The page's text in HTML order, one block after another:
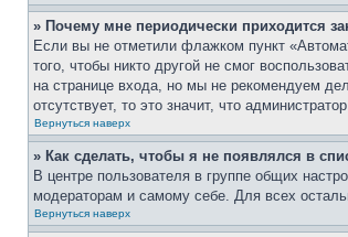
» Почему мне периодически приходится
Если вы не отметили флажком пункт
того, чтобы никто другой не смог
на странице входа, но мы не рекомендуем
отсутствует, то это значит, что
Вернуться наверх
» Как сделать, чтобы я не появлялся в
В центре пользователя в группе общих
модераторам и самому себе. Для всех
Вернуться наверх